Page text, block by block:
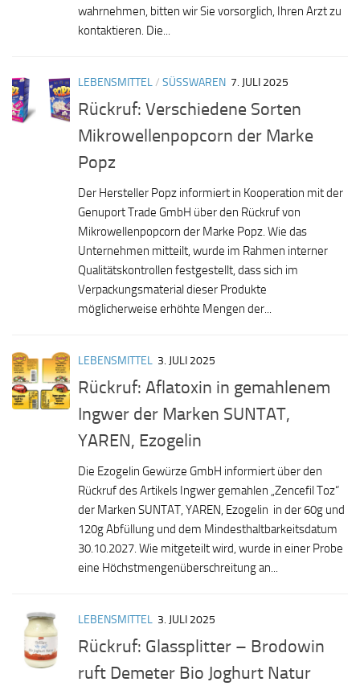
wahrnehmen, bitten wir Sie vorsorglich, Ihren Arzt zu
kontaktieren. Die...
LEBENSMITTEL/ SÜSSWAREN 7. JULI 2025
Rückruf: Verschiedene Sorten
Mikrowellenpopcorn der Marke
Popz
Der Hersteller Popz informiert in Kooperation mit der
Genuport Trade GmbH über den Rückruf von
Mikrowellenpopcorn der Marke Popz. Wie das
Unternehmen mitteilt, wurde im Rahmen interner
Qualitätskontrollen festgestellt, dass sich im
Verpackungsmaterial dieser Produkte
möglicherweise erhöhte Mengen der...
LEBENSMITTEL 3. JULI 2025
Rückruf: Aflatoxin in gemahlenem
Ingwer der Marken SUNTAT,
YAREN, Ezogelin
Die Ezogelin Gewürze GmbH informiert über den
Rückruf des Artikels Ingwer gemahlen „Zencefil Toz“
der Marken SUNTAT, YAREN, Ezogelin in der 60g und
120g Abfüllung und dem Mindesthaltbarkeitsdatum
30.10.2027. Wie mitgeteilt wird, wurde in einer Probe
eine Höchstmengenüberschreitung an...
LEBENSMITTEL 3. JULI 2025
Rückruf: Glassplitter – Brodowin
ruft Demeter Bio Joghurt Natur